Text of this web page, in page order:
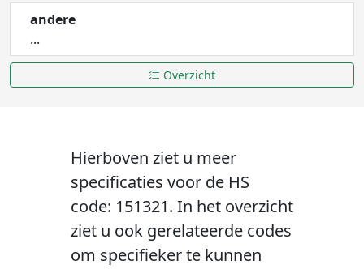
andere
...
Overzicht
Hierboven ziet u meer
specificaties voor de HS
code: 151321. In het overzicht
ziet u ook gerelateerde codes
om specifieker te kunnen